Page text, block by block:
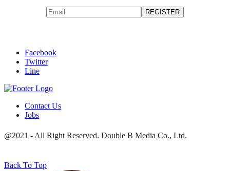
Facebook
Twitter
Line
Contact Us
Jobs
@2021 - All Right Reserved. Double B Media Co., Ltd.
Back To Top